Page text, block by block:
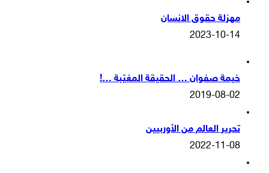
مهزلة حقوق الانسان
2023-10-14
خيمة صفوان … الحقيقة المغيّبة …!
2019-08-02
تحرير العالم من الأوربيين
2022-11-08